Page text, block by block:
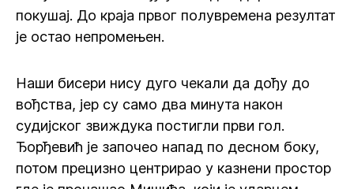
покушај. До краја првог полувремена резултат
је остао непромењен.
Наши бисери нису дуго чекали да дођу до
вођства, јер су само два минута након
судијског звиждука постигли први гол.
Ђорђевић је започео напад по десном боку,
потом прецизно центрирао у казнени простор